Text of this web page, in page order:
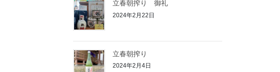
立春朝搾り 御礼
2024年2月22日
立春朝搾り
2024年2月4日